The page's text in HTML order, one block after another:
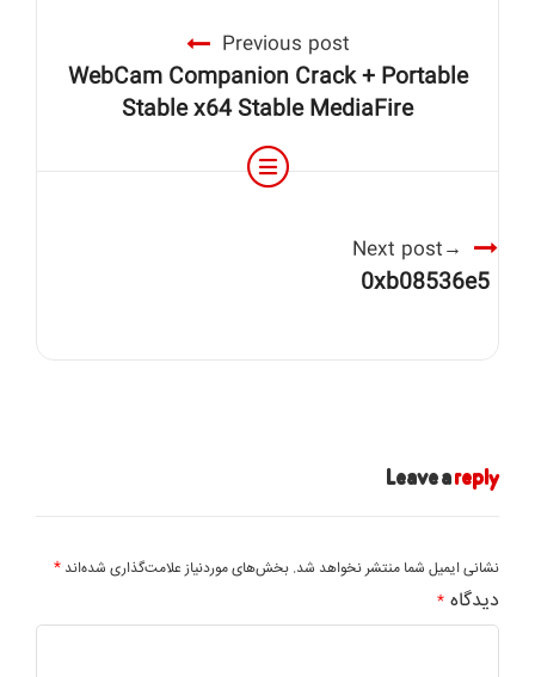
Previous post
WebCam Companion Crack + Portable
Stable x64 Stable MediaFire
Next post
0xb08536e5
Leave areply
نشانی ایمیل شما منتشر نخواهد شد. بخش‌های موردنیاز علامت‌گذاری شده‌اند *
دیدگاه *